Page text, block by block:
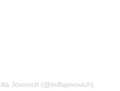
Jovovich (@millajovovich)